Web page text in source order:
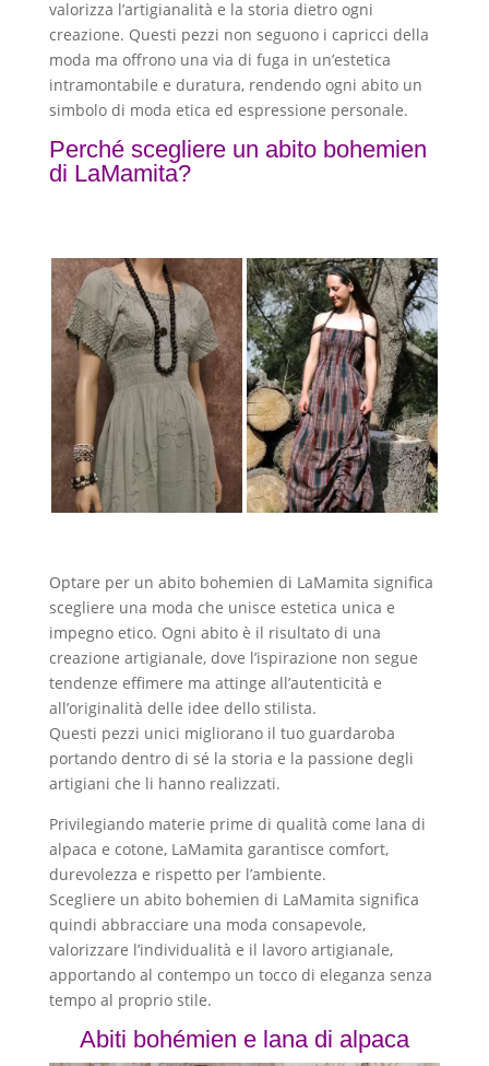
valorizza l’artigianalità e la storia dietro ogni
creazione. Questi pezzi non seguono i capricci della
moda ma offrono una via di fuga in un’estetica
intramontabile e duratura, rendendo ogni abito un
simbolo di moda etica ed espressione personale.
Perché scegliere un abito bohemien
di LaMamita?
Optare per un abito bohemien di LaMamita significa
scegliere una moda che unisce estetica unica e
impegno etico. Ogni abito è il risultato di una
creazione artigianale, dove l’ispirazione non segue
tendenze effimere ma attinge all’autenticità e
all’originalità delle idee dello stilista.
Questi pezzi unici migliorano il tuo guardaroba
portando dentro di sé la storia e la passione degli
artigiani che li hanno realizzati.
Privilegiando materie prime di qualità come lana di
alpaca e cotone, LaMamita garantisce comfort,
durevolezza e rispetto per l’ambiente.
Scegliere un abito bohemien di LaMamita significa
quindi abbracciare una moda consapevole,
valorizzare l’individualità e il lavoro artigianale,
apportando al contempo un tocco di eleganza senza
tempo al proprio stile.
Abiti bohémien e lana di alpaca